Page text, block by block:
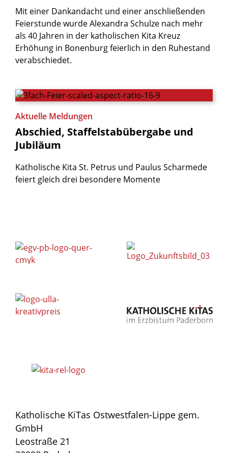
Mit einer Dankandacht und einer anschließenden
Feierstunde wurde Alexandra Schulze nach mehr
als 40 Jahren in der katholischen Kita Kreuz
Erhöhung in Bonenburg feierlich in den Ruhestand
verabschiedet.
Aktuelle Meldungen
Abschied, Staffelstabübergabe und
Jubiläum
Katholische Kita St. Petrus und Paulus Scharmede
feiert gleich drei besondere Momente
Katholische KiTas Ostwestfalen-Lippe gem.
GmbH
Leostraße 21